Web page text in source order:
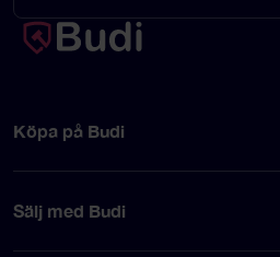
Köpa på Budi
Sälj med Budi